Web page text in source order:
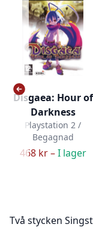
Disgaea: Hour of
Darkness
Playstation 2 /
Begagnad
468 kr –I lager
Två stycken